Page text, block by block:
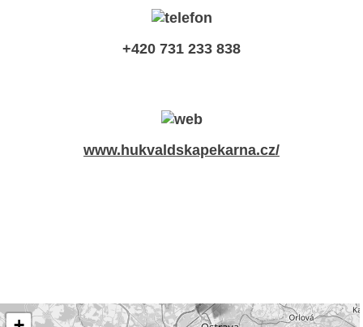
+420 731 233 838
www.hukvaldskapekarna.cz/